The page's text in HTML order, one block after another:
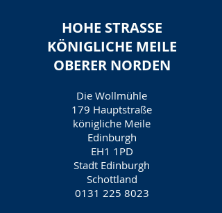
HOHE STRASSE
KÖNIGLICHE MEILE
OBERER NORDEN
Die Wollmühle
179 Hauptstraße
königliche Meile
Edinburgh
EH1 1PD
Stadt Edinburgh
Schottland
0131 225 8023